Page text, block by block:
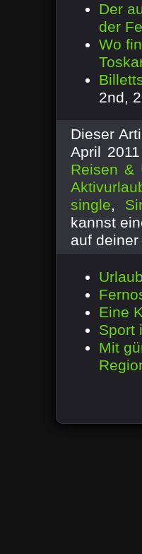
Der
der
Wo
2nd,
Dieser
April
Reisen &
single,
kannst
auf
Eine
Sport
Mit